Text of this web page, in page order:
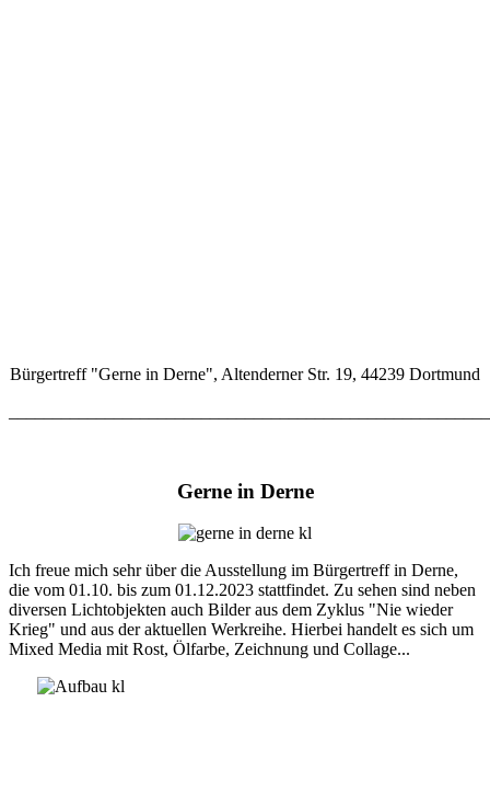
Bürgertreff "Gerne in Derne", Altenderner Str. 19, 44239 Dortmund
Gerne in Derne
Ich freue mich sehr über die Ausstellung im Bürgertreff in Derne,
die vom 01.10. bis zum 01.12.2023 stattfindet. Zu sehen sind neben
diversen Lichtobjekten auch Bilder aus dem Zyklus "Nie wieder
Krieg" und aus der aktuellen Werkreihe. Hierbei handelt es sich um
Mixed Media mit Rost, Ölfarbe, Zeichnung und Collage...